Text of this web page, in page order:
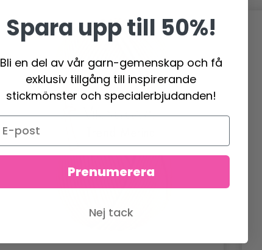
Spara upp till 50%!
Bli en del av vår garn-gemenskap och få
exklusiv tillgång till inspirerande
stickmönster och specialerbjudanden!
Prenumerera
Nej tack